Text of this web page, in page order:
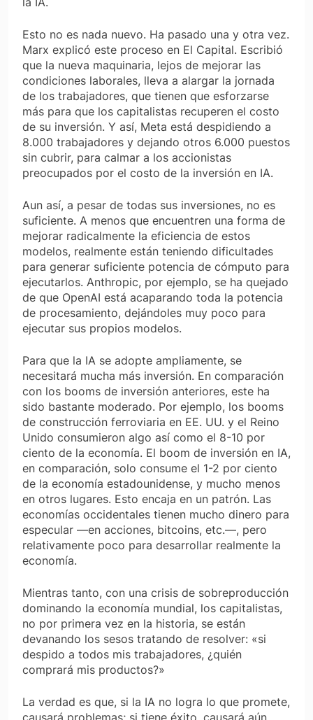
Esto no es nada nuevo. Ha pasado una y otra vez.
Marx explicó este proceso en El Capital. Escribió
que la nueva maquinaria, lejos de mejorar las
condiciones laborales, lleva a alargar la jornada
de los trabajadores, que tienen que esforzarse
más para que los capitalistas recuperen el costo
de su inversión. Y así, Meta está despidiendo a
8.000 trabajadores y dejando otros 6.000 puestos
sin cubrir, para calmar a los accionistas
preocupados por el costo de la inversión en IA.
Aun así, a pesar de todas sus inversiones, no es
suficiente. A menos que encuentren una forma de
mejorar radicalmente la eficiencia de estos
modelos, realmente están teniendo dificultades
para generar suficiente potencia de cómputo para
ejecutarlos. Anthropic, por ejemplo, se ha quejado
de que OpenAI está acaparando toda la potencia
de procesamiento, dejándoles muy poco para
ejecutar sus propios modelos.
Para que la IA se adopte ampliamente, se
necesitará mucha más inversión. En comparación
con los booms de inversión anteriores, este ha
sido bastante moderado. Por ejemplo, los booms
de construcción ferroviaria en EE. UU. y el Reino
Unido consumieron algo así como el 8-10 por
ciento de la economía. El boom de inversión en IA,
en comparación, solo consume el 1-2 por ciento
de la economía estadounidense, y mucho menos
en otros lugares. Esto encaja en un patrón. Las
economías occidentales tienen mucho dinero para
especular —en acciones, bitcoins, etc.—, pero
relativamente poco para desarrollar realmente la
economía.
Mientras tanto, con una crisis de sobreproducción
dominando la economía mundial, los capitalistas,
no por primera vez en la historia, se están
devanando los sesos tratando de resolver: «si
despido a todos mis trabajadores, ¿quién
comprará mis productos?»
La verdad es que, si la IA no logra lo que promete,